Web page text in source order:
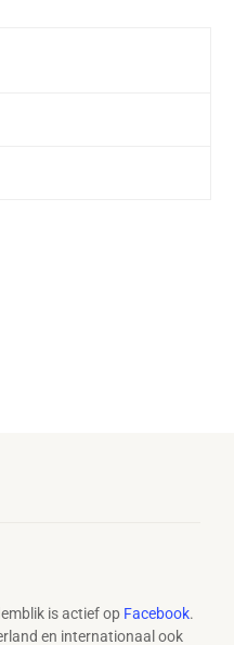
is actief op Facebook.
en internationaal ook